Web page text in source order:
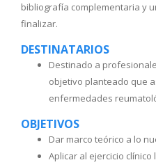
bibliografía complementaria y
finalizar.
DESTINATARIOS
Destinado a
objetivo planteado que
enfermedades
OBJETIVOS
Dar marco teórico a lo
Aplicar al ejercicio